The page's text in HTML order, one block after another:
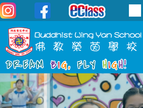
移至主內容
Main
navigation